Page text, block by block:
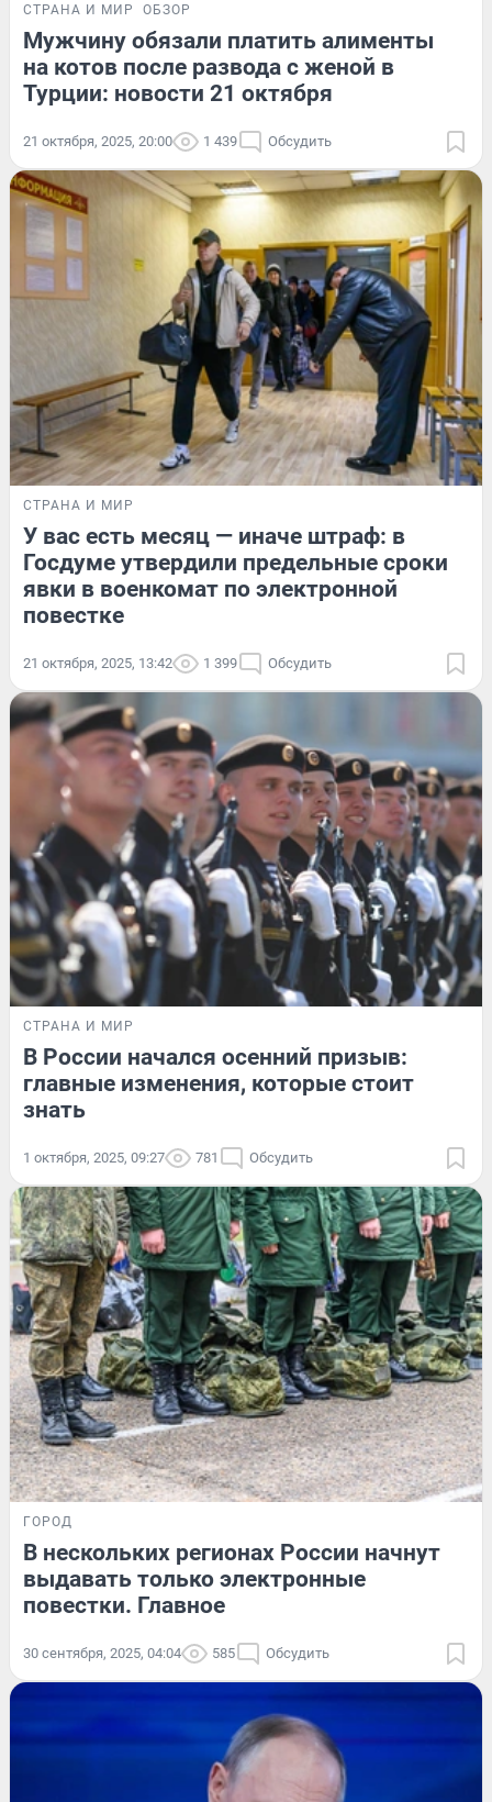
СТРАНА И МИР ОБЗОР
Мужчину обязали платить алименты
на котов после развода с женой в
Турции: новости 21 октября
21 октября, 2025, 20:00 1 439 Обсудить
СТРАНА И МИР
У вас есть месяц — иначе штраф: в
Госдуме утвердили предельные сроки
явки в военкомат по электронной
повестке
21 октября, 2025, 13:42 1 399 Обсудить
СТРАНА И МИР
В России начался осенний призыв:
главные изменения, которые стоит
знать
1 октября, 2025, 09:27 781 Обсудить
ГОРОД
В нескольких регионах России начнут
выдавать только электронные
повестки. Главное
30 сентября, 2025, 04:04 585 Обсудить